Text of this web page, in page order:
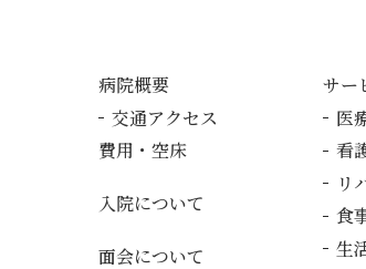
病院概要
交通アクセス
費用・空床
入院について
面会について
サー
医
看
リ
食
生